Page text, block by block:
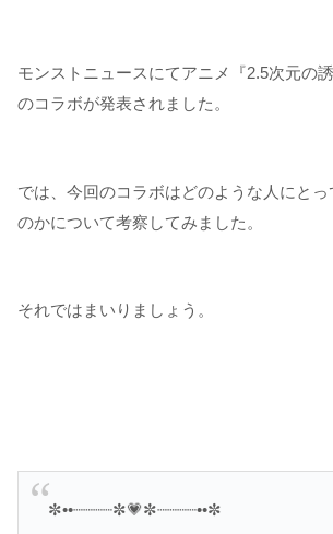
モンストニュースにてアニメ『2.5次元の
のコラボが発表されました。
では、今回のコラボはどのような人にと
のかについて考察してみました。
それではまいりましょう。
✼••┈┈┈┈✼💗✼┈┈┈┈••✼